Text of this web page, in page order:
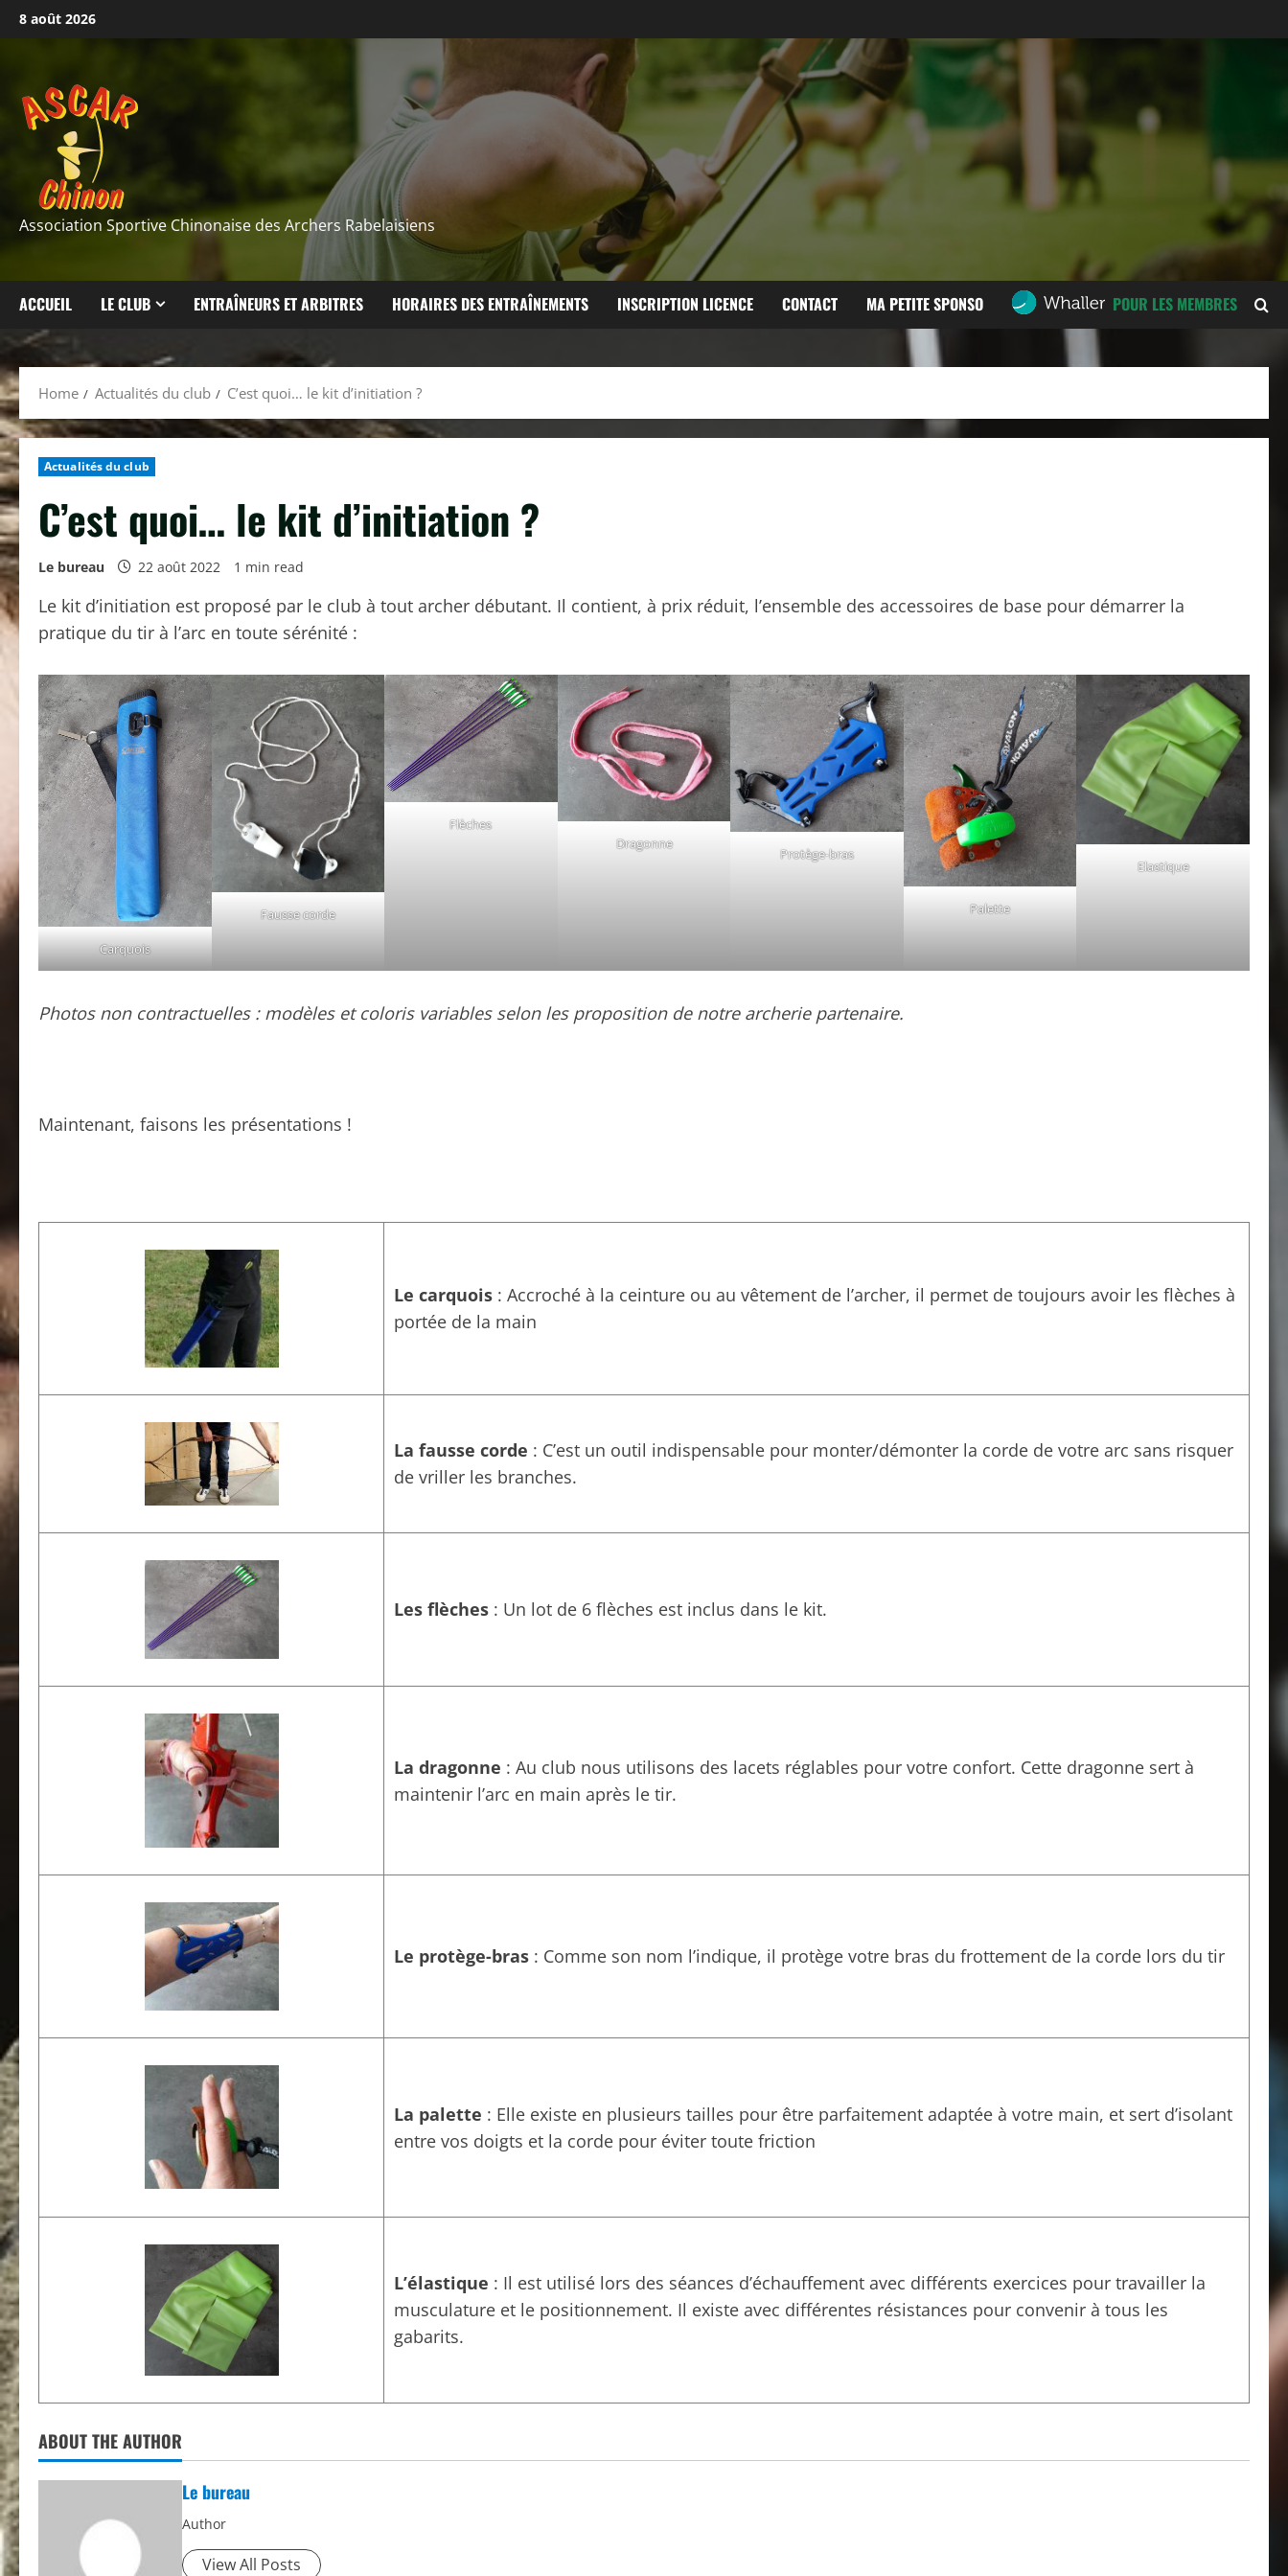
Skip
to
8 août 2026
Association Sportive Chinonaise des Archers Rabelaisiens
ACCUEIL LE CLUB ENTRAÎNEURS ET ARBITRES HORAIRES DES ENTRAÎNEMENTS INSCRIPTION LICENCE CONTACT MA PETITE SPONSO POUR LES MEMBRES
Home Actualités du club C’est quoi… le kit d’initiation ?
Actualités du club
C’est quoi… le kit d’initiation ?
Le bureau 22 août 2022 1 min read
Le kit d’initiation est proposé par le club à tout archer débutant. Il contient, à prix réduit, l’ensemble des accessoires de base pour démarrer la
pratique du tir à l’arc en toute sérénité :
Carquois
Fausse corde
Flèches
Dragonne
Protège-bras
Palette
Elastique
Photos non contractuelles : modèles et coloris variables selon les proposition de notre archerie partenaire.
Maintenant, faisons les présentations !
Le carquois : Accroché à la ceinture ou au vêtement de l’archer, il permet de toujours avoir les flèches à
portée de la main
La fausse corde : C’est un outil indispensable pour monter/démonter la corde de votre arc sans risquer
de vriller les branches.
Les flèches : Un lot de 6 flèches est inclus dans le kit.
La dragonne : Au club nous utilisons des lacets réglables pour votre confort. Cette dragonne sert à
maintenir l’arc en main après le tir.
Le protège-bras : Comme son nom l’indique, il protège votre bras du frottement de la corde lors du tir
La palette : Elle existe en plusieurs tailles pour être parfaitement adaptée à votre main, et sert d’isolant
entre vos doigts et la corde pour éviter toute friction
L’élastique : Il est utilisé lors des séances d’échauffement avec différents exercices pour travailler la
musculature et le positionnement. Il existe avec différentes résistances pour convenir à tous les
gabarits.
ABOUT THE AUTHOR
Le bureau
Author
View All Posts